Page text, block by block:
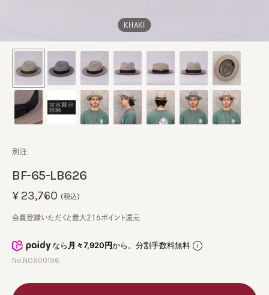
KHAKI
BF-65-LB626
別注
なら月々7,920円から。分割手数料無料
No.NOX00196
¥23,760 (税込)
会員登録いただくと最大216ポイント還元